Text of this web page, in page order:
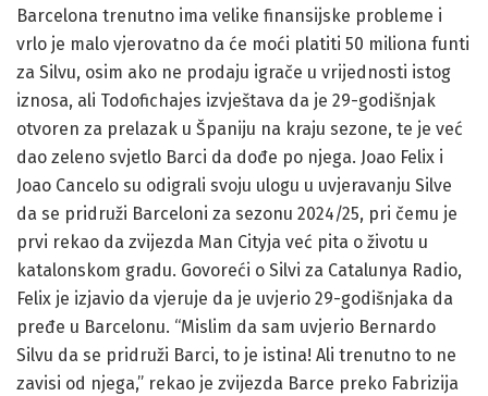
Barcelona trenutno ima velike finansijske probleme i
vrlo je malo vjerovatno da će moći platiti 50 miliona funti
za Silvu, osim ako ne prodaju igrače u vrijednosti istog
iznosa, ali Todofichajes izvještava da je 29-godišnjak
otvoren za prelazak u Španiju na kraju sezone, te je već
dao zeleno svjetlo Barci da dođe po njega. Joao Felix i
Joao Cancelo su odigrali svoju ulogu u uvjeravanju Silve
da se pridruži Barceloni za sezonu 2024/25, pri čemu je
prvi rekao da zvijezda Man Cityja već pita o životu u
katalonskom gradu. Govoreći o Silvi za Catalunya Radio,
Felix je izjavio da vjeruje da je uvjerio 29-godišnjaka da
pređe u Barcelonu. “Mislim da sam uvjerio Bernardo
Silvu da se pridruži Barci, to je istina! Ali trenutno to ne
zavisi od njega,” rekao je zvijezda Barce preko Fabrizija